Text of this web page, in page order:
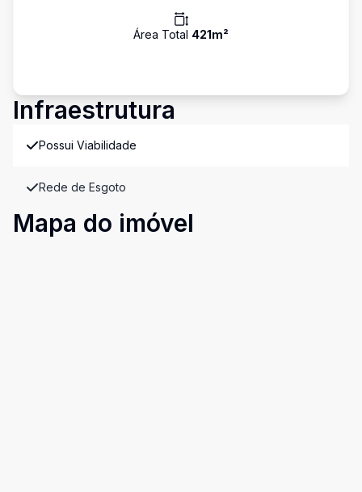
Área Total 421m²
Infraestrutura
Possui Viabilidade
Rede de Esgoto
Mapa do imóvel